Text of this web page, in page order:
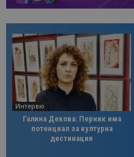
Интервю
Галина Декова: Перник има
потенциал за културна
дестинация